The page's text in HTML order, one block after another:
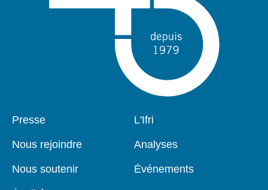
Pied
Presse
Nous rejoindre
Nous soutenir
Navigation
L'Ifri
Analyses
Événements